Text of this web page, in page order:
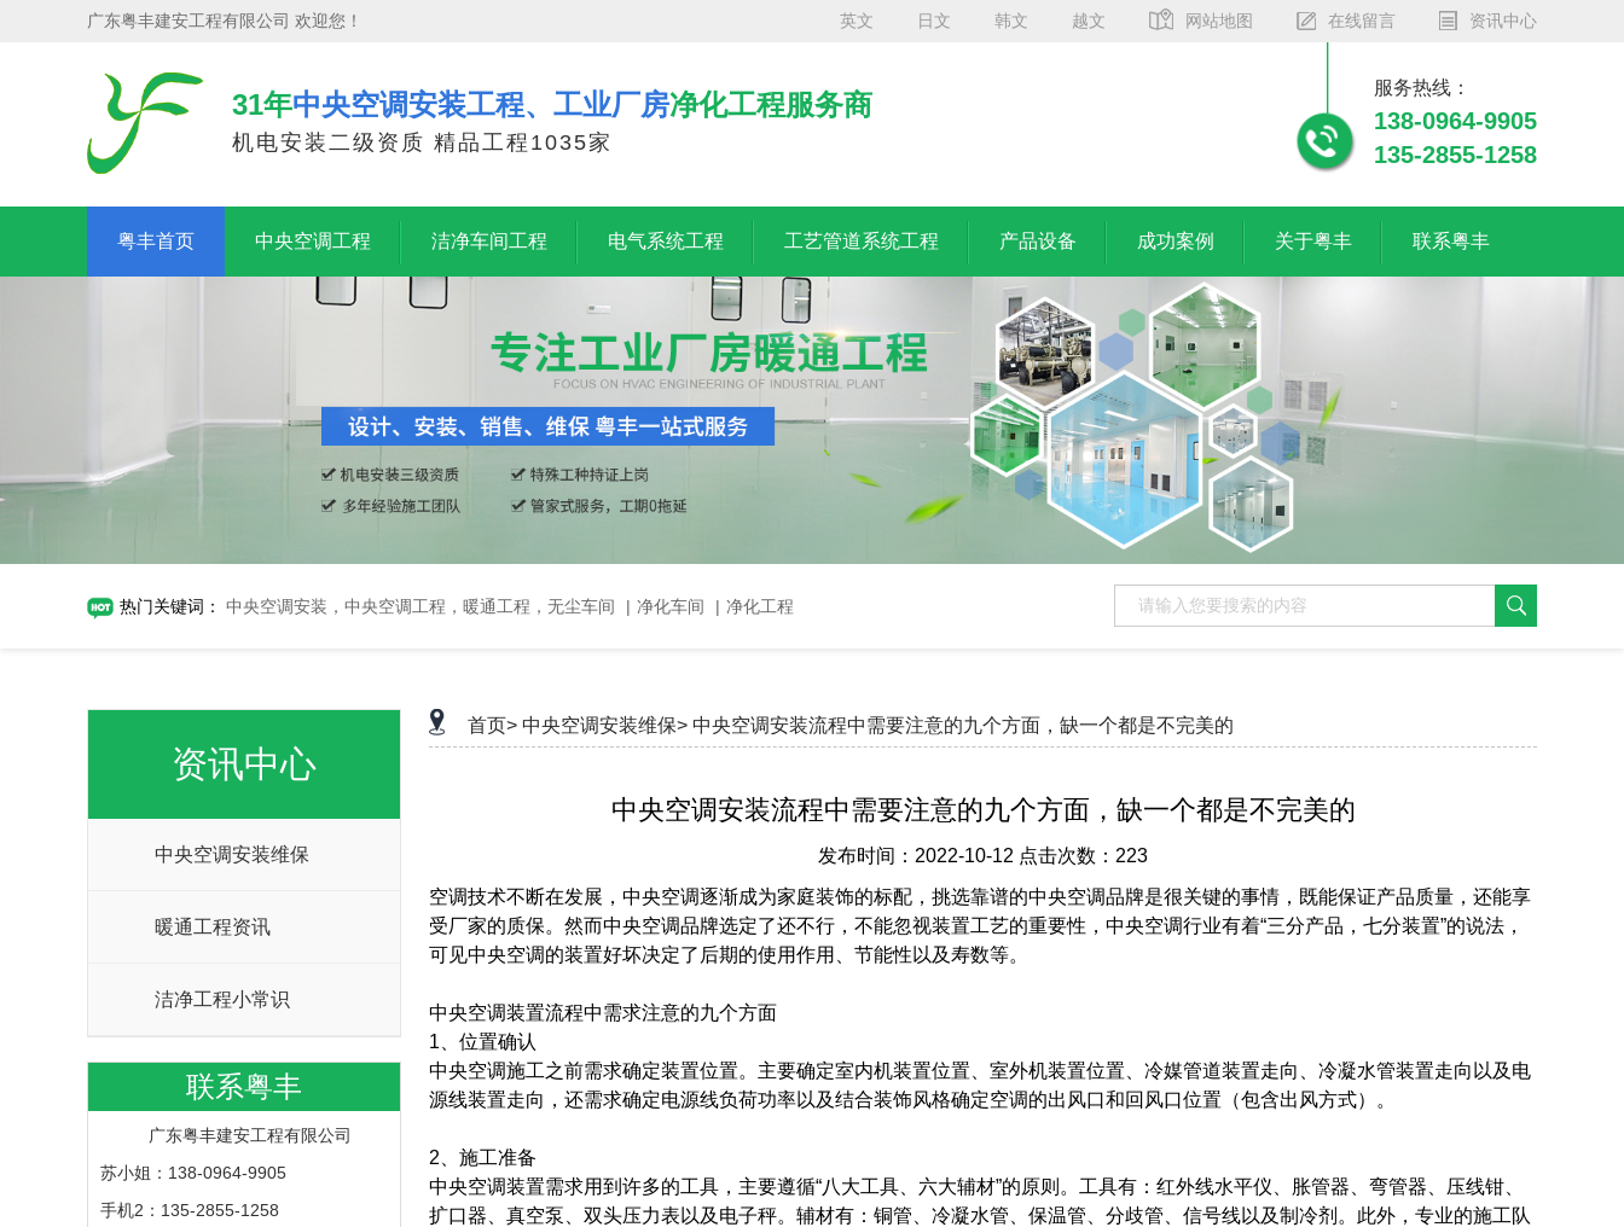
广东粤丰建安工程有限公司 欢迎您！ 英文 日文 韩文 越文 网站地图 在线留言 资讯中心
31年中央空调安装工程、工业厂房净化工程服务商
机电安装二级资质 精品工程1035家
服务热线：
138-0964-9905
135-2855-1258
粤丰首页 中央空调工程 洁净车间工程 电气系统工程 工艺管道系统工程 产品设备 成功案例 关于粤丰 联系粤丰
热门关键词： 中央空调安装，中央空调工程，暖通工程，无尘车间 | 净化车间 | 净化工程
资讯中心
中央空调安装维保
暖通工程资讯
洁净工程小常识
联系粤丰
广东粤丰建安工程有限公司
苏小姐：138-0964-9905
手机2：135-2855-1258
首页> 中央空调安装维保> 中央空调安装流程中需要注意的九个方面，缺一个都是不完美的
中央空调安装流程中需要注意的九个方面，缺一个都是不完美的
发布时间：2022-10-12 点击次数：223
空调技术不断在发展，中央空调逐渐成为家庭装饰的标配，挑选靠谱的中央空调品牌是很关键的事情，既能保证产品质量，还能享
受厂家的质保。然而中央空调品牌选定了还不行，不能忽视装置工艺的重要性，中央空调行业有着“三分产品，七分装置”的说法，
可见中央空调的装置好坏决定了后期的使用作用、节能性以及寿数等。
中央空调装置流程中需求注意的九个方面
1、位置确认
中央空调施工之前需求确定装置位置。主要确定室内机装置位置、室外机装置位置、冷媒管道装置走向、冷凝水管装置走向以及电
源线装置走向，还需求确定电源线负荷功率以及结合装饰风格确定空调的出风口和回风口位置（包含出风方式）。
2、施工准备
中央空调装置需求用到许多的工具，主要遵循“八大工具、六大辅材”的原则。工具有：红外线水平仪、胀管器、弯管器、压线钳、
扩口器、真空泵、双头压力表以及电子秤。辅材有：铜管、冷凝水管、保温管、分歧管、信号线以及制冷剂。此外，专业的施工队